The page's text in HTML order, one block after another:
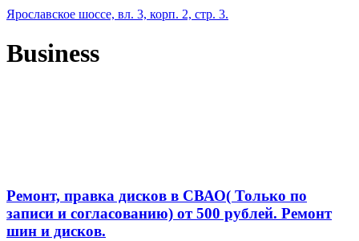
Ярославское шоссе, вл. 3, корп. 2, стр. 3.
Business
Ремонт, правка дисков в СВАО( Только по
записи и согласованию) от 500 рублей. Ремонт
шин и дисков.